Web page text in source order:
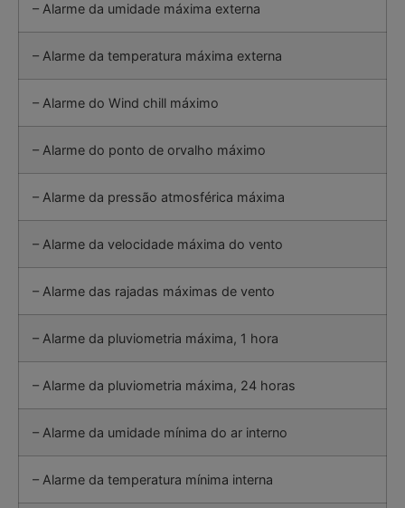
– Alarme da umidade máxima externa
– Alarme da temperatura máxima externa
– Alarme do Wind chill máximo
– Alarme do ponto de orvalho máximo
– Alarme da pressão atmosférica máxima
– Alarme da velocidade máxima do vento
– Alarme das rajadas máximas de vento
– Alarme da pluviometria máxima, 1 hora
– Alarme da pluviometria máxima, 24 horas
– Alarme da umidade mínima do ar interno
– Alarme da temperatura mínima interna